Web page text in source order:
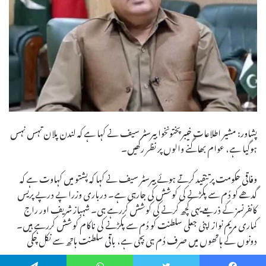
پشاور: مشیر اطلاعات خیبر پختونخوا بیرسٹر سیف نے کہا ہے کہ لندن پلان تہس نہس
ہوگیا ہے، عوام بھاگنے والوں پر نظر رکھیں۔
وفاقی حکومت پر تنقید کرتے ہوئے بیرسٹر سیف نے کہا کہ پشتو میں کہاوت ہے کہ
گدھے کو دُم سے پکڑنے کی کوشش کی جارہی ہے۔ درباری وزرا پے درپے پریس
کانفرنسز کے ذریعے یہی کچھ کرنے کی کوشش کررہے ہی۔ شہباز شریف اور راج
کماری مریم نواز اپنی جعلی سلطنت کو دُم سے پکڑنے کی ناکام کوشش کررہے ہیں۔
دونوں کے ہاتھوں میں صرف دُم ہی بچی ہے، باقی سلطنت ہاتھ سے نکل چکی
ہے۔